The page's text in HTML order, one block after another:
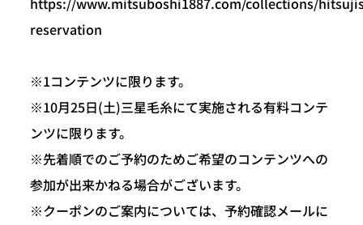
reservation
※1コンテンツに限ります。
※10月25日(土)三星毛糸にて実施される有料コンテ
ンツに限ります。
※先着順でのご予約のためご希望のコンテンツへの
参加が出来かねる場合がございます。
※クーポンのご案内については、予約確認メールに